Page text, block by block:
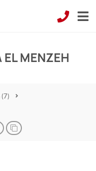
EL MENZEH
(7)